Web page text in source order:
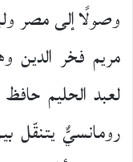
وصولًا إلى مصر
مريم فخر الدين
لعبد الحليم
رومانسيٌّ يتنقّل